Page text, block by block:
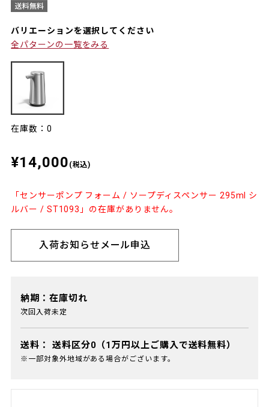
バリエーションを選択してください
全パターンの一覧をみる
在庫数：0
¥14,000 (税込)
「センサーポンプ フォーム / ソープディスペンサー 295ml シ
ルバー / ST1093」の在庫がありません。
入荷お知らせメール申込
納期：在庫切れ
次回入荷未定
送料： 送料区分0（1万円以上ご購入で送料無料）
※一部対象外地域がある場合がございます。